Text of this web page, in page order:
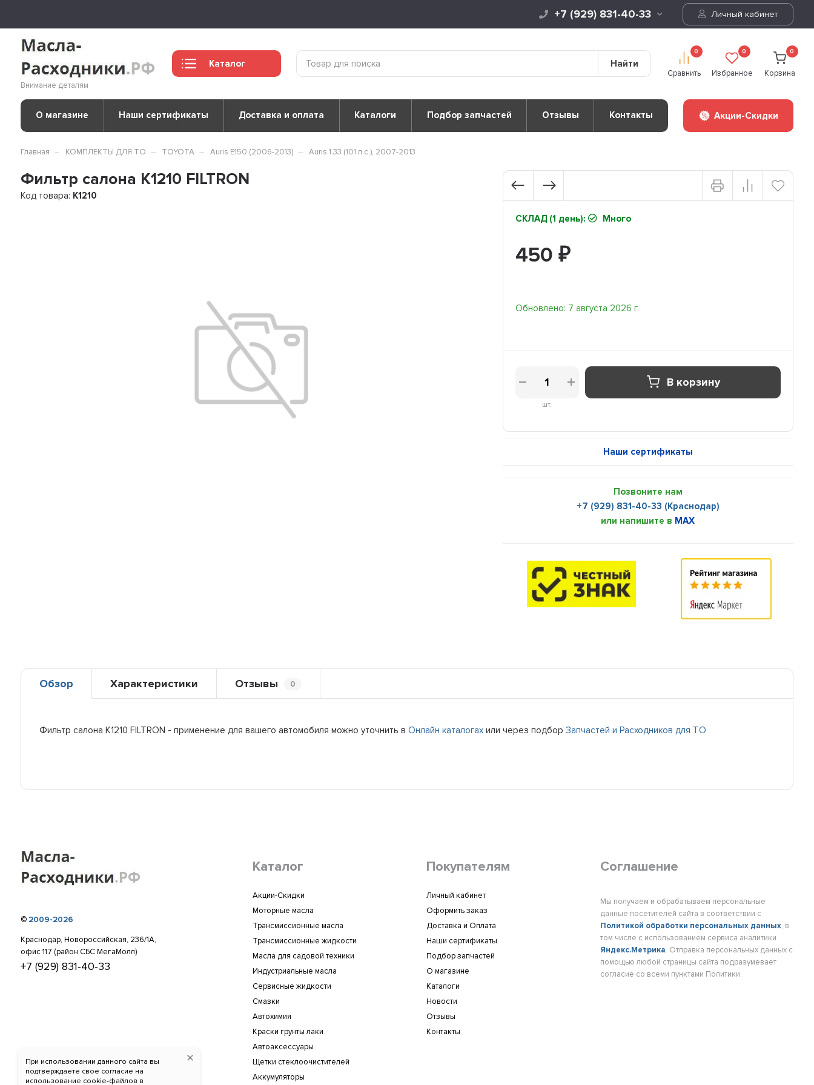
При использовании данного сайта вы
подтверждаете свое согласие на
использование cookie-файлов в
+7 (929) 831-40-33 Личный кабинет
Внимание деталям
Каталог Найти
0
Сравнить
0
Избранное
0
Корзина
О магазине Наши сертификаты Доставка и оплата Каталоги Подбор запчастей Отзывы Контакты Акции-Скидки
Главная КОМПЛЕКТЫ ДЛЯ ТО TOYOTA Auris E150 (2006-2013) Auris 1.33 (101 л.с.), 2007-2013
Фильтр салона K1210 FILTRON
Код товара: K1210
СКЛАД (1 день): Много
450 ₽
Обновлено: 7 августа 2026 г.
шт.
В корзину
Наши сертификаты
Позвоните нам
+7 (929) 831-40-33 (Краснодар)
или напишите в MAX
Обзор Характеристики Отзывы 0
Фильтр салона K1210 FILTRON - применение для вашего автомобиля можно уточнить вОнлайн каталогах или через подбор Запчастей и Расходников для ТО
© 2009-2026
Краснодар, Новороссийская, 236/1А,
офис 117 (район СБС МегаМолл)
+7 (929) 831-40-33
Каталог
Акции-Скидки
Моторные масла
Трансмиссионные масла
Трансмиссионные жидкости
Масла для садовой техники
Индустриальные масла
Сервисные жидкости
Смазки
Автохимия
Краски грунты лаки
Автоаксессуары
Щетки стеклоочистителей
Аккумуляторы
Покупателям
Личный кабинет
Оформить заказ
Доставка и Оплата
Наши сертификаты
Подбор запчастей
О магазине
Каталоги
Новости
Отзывы
Контакты
Соглашение
Мы получаем и обрабатываем персональные
данные посетителей сайта в соответствии с
Политикой обработки персональных данных, в
том числе с использованием сервиса аналитики
Яндекс.Метрика. Отправка персональных данных с
помощью любой страницы сайта подразумевает
согласие со всеми пунктами Политики.